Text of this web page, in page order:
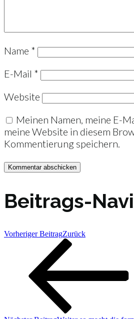
Name *
E-Mail *
Website
Meinen Namen, meine E-
meine Website in diesem
Kommentierung speichern.
Beitrags-
Vorheriger BeitragZurück